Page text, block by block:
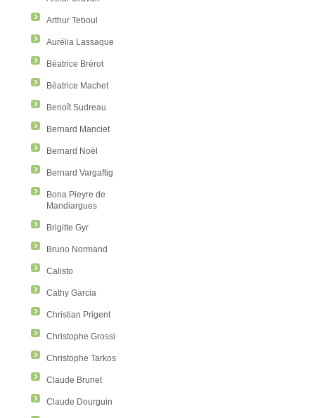
Arthur Teboul
Aurélia Lassaque
Béatrice Brérot
Béatrice Machet
Benoît Sudreau
Bernard Manciet
Bernard Noël
Bernard Vargaftig
Bona Pieyre de
Mandiargues
Brigitte Gyr
Bruno Normand
Calisto
Cathy Garcia
Christian Prigent
Christophe Grossi
Christophe Tarkos
Claude Brunet
Claude Dourguin